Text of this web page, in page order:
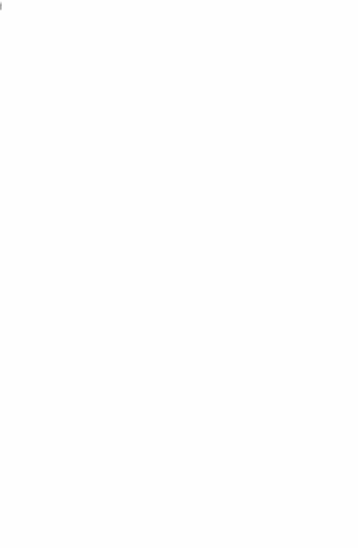
标准品